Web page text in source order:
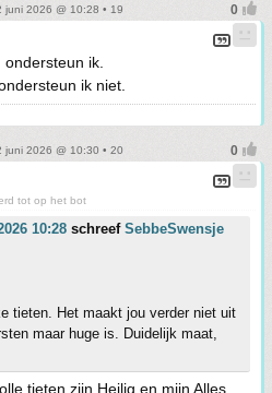
juni 2026 @ 10:28 • 19
ik.
ik niet.
juni 2026 @ 10:30 • 20
tot op het bot
10:28 schreef SebbeSwensje
tieten. Het maakt jou verder niet uit
maar huge is. Duidelijk maat,
tieten zijn Heilig en mijn Alles